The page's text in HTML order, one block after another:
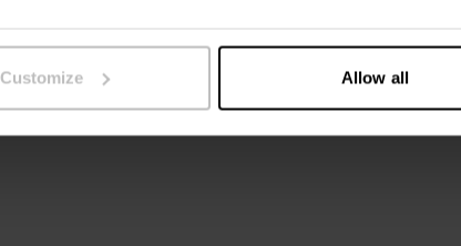
Customize Allow all